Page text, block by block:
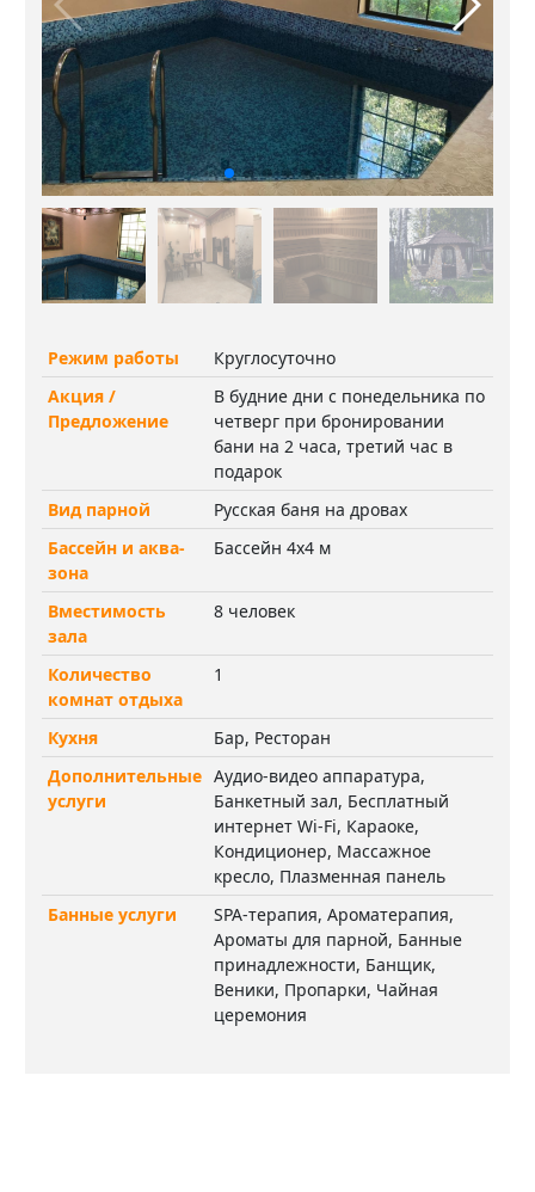
Режим работы
Круглосуточно
Акция /
Предложение
В будние дни с понедельника по
четверг при бронировании
бани на 2 часа, третий час в
подарок
Вид парной
Русская баня на дровах
Бассейн и аква-
зона
Бассейн 4х4 м
Вместимость
зала
8 человек
Количество
комнат отдыха
1
Кухня
Бар, Ресторан
Дополнительные
услуги
Аудио-видео аппаратура,
Банкетный зал, Бесплатный
интернет Wi-Fi, Караоке,
Кондиционер, Массажное
кресло, Плазменная панель
Банные услуги
SPA-терапия, Ароматерапия,
Ароматы для парной, Банные
принадлежности, Банщик,
Веники, Пропарки, Чайная
церемония